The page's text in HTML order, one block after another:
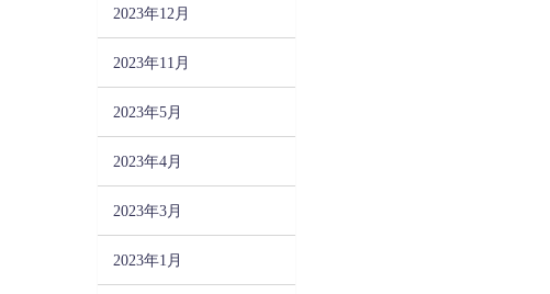
2023年12月
2023年11月
2023年5月
2023年4月
2023年3月
2023年1月